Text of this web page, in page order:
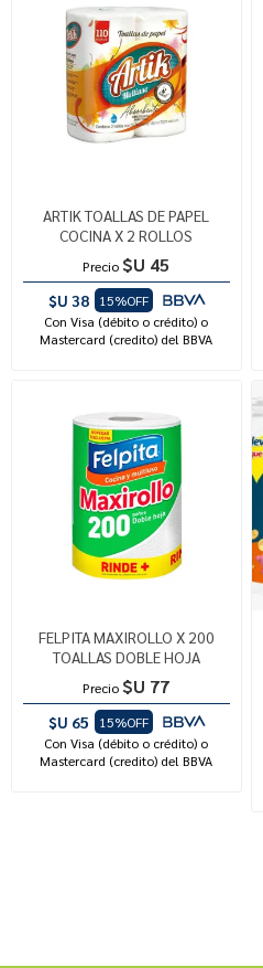
ARTIK TOALLAS DE PAPEL
COCINA X 2 ROLLOS
Precio $U 45
$U 38
15%OFF
Con Visa (débito o crédito) o
Mastercard (credito) del BBVA
FELPITA MAXIROLLO X 200
TOALLAS DOBLE HOJA
Precio $U 77
$U 65
15%OFF
Con Visa (débito o crédito) o
Mastercard (credito) del BBVA